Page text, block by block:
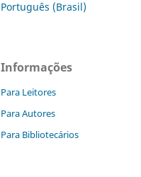
Português (Brasil)
Informações
Para Leitores
Para Autores
Para Bibliotecários